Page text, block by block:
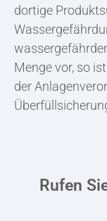
dortige
Menge vor, so
der
Rufen